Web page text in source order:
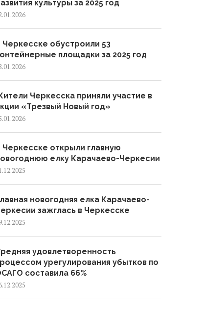
культуры за 2025 год
Черкесске обустроили 53
площадки за 2025 год
Черкесска приняли участие в
«Трезвый Новый год»
Черкесске открыли главную
елку Карачаево-Черкесии
новогодняя елка Карачаево-
зажглась в Черкесске
удовлетворенность
урегулирования убытков по
составила 66%